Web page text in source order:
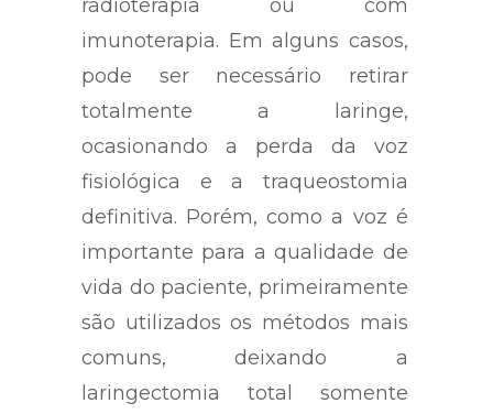
radioterapia ou com
imunoterapia. Em alguns casos,
pode ser necessário retirar
totalmente a laringe,
ocasionando a perda da voz
fisiológica e a traqueostomia
definitiva. Porém, como a voz é
importante para a qualidade de
vida do paciente, primeiramente
são utilizados os métodos mais
comuns, deixando a
laringectomia total somente